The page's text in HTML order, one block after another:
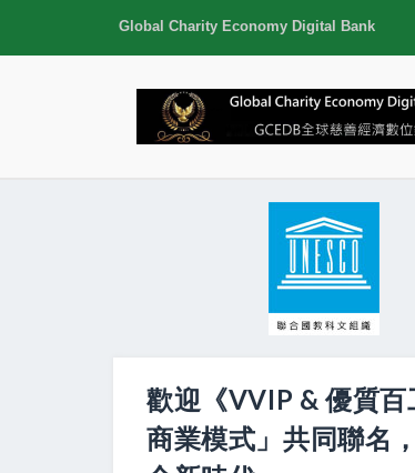
Global Charity Economy Digital Bank
歡迎《VVIP & 優質
商業模式」共同聯名